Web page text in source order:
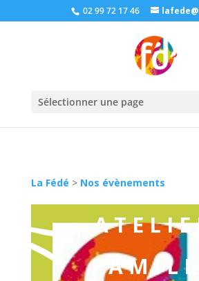
02 99 72 17 46
Sélectionner une page
La Fédé > Nos évènements